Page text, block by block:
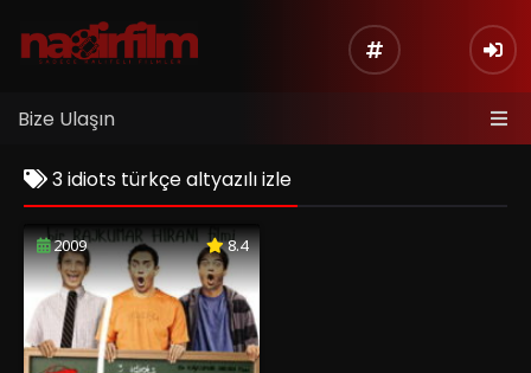
Bize Ulaşın
3 idiots türkçe altyazılı izle
2009 8.4